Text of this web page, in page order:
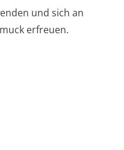
und sich an
erfreuen.